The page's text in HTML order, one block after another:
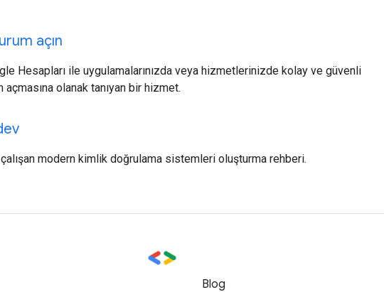
açın
Hesapları ile uygulamalarınızda veya hizmetlerinizde kolay ve güvenli
olanak tanıyan bir hizmet.
çalışan modern kimlik doğrulama sistemleri oluşturma rehberi.
Blog